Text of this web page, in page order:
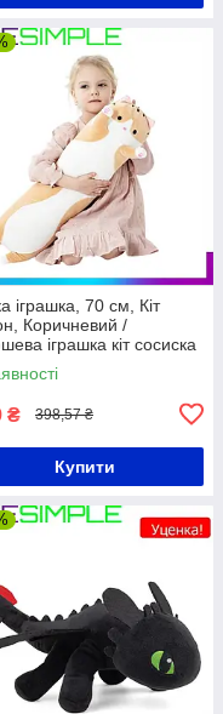
іграшка, 70 см, Кіт
Коричневий /
іграшка кіт сосиска
іграшка обіймашка
₴ 398,57 ₴
Купити